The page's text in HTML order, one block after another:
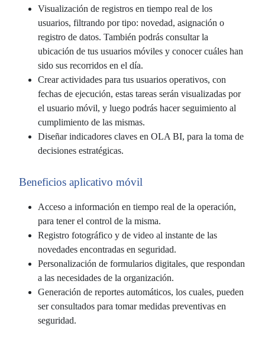
Visualización de registros en tiempo real de los
usuarios, filtrando por tipo: novedad, asignación o
registro de datos. También podrás consultar la
ubicación de tus usuarios móviles y conocer cuáles han
sido sus recorridos en el día.
Crear actividades para tus usuarios operativos, con
fechas de ejecución, estas tareas serán visualizadas por
el usuario móvil, y luego podrás hacer seguimiento al
cumplimiento de las mismas.
Diseñar indicadores claves en OLA BI, para la toma de
decisiones estratégicas.
Beneficios aplicativo móvil
Acceso a información en tiempo real de la operación,
para tener el control de la misma.
Registro fotográfico y de video al instante de las
novedades encontradas en seguridad.
Personalización de formularios digitales, que respondan
a las necesidades de la organización.
Generación de reportes automáticos, los cuales, pueden
ser consultados para tomar medidas preventivas en
seguridad.